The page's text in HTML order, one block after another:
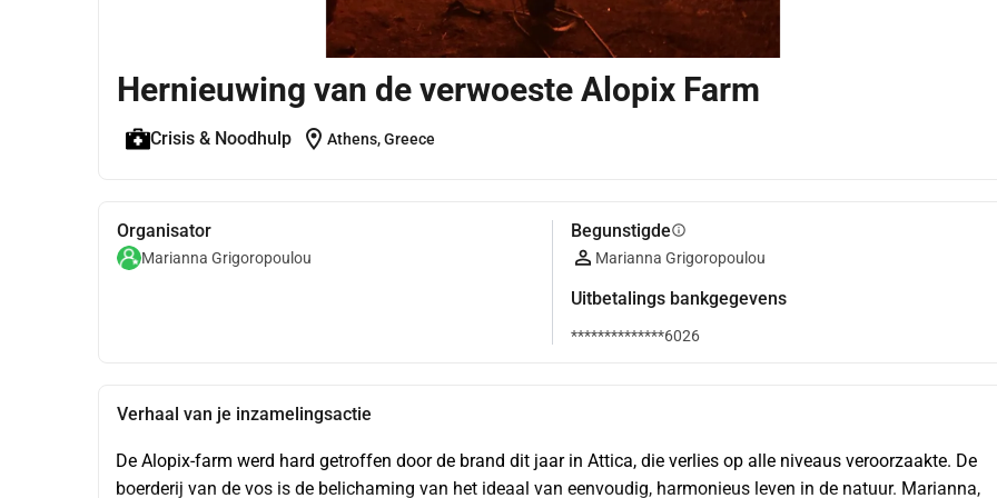
Hernieuwing van de verwoeste Alopix Farm
Crisis & Noodhulp location_on Athens, Greece
Organisator
Marianna Grigoropoulou
Begunstigdeinfo
Marianna Grigoropoulou
Uitbetalings bankgegevens
**************6026
Verhaal van je inzamelingsactie
De Alopix-farm werd hard getroffen door de brand dit jaar in Attica, die verlies op alle niveaus veroorzaakte. De
boerderij van de vos is de belichaming van het ideaal van eenvoudig, harmonieus leven in de natuur. Marianna,